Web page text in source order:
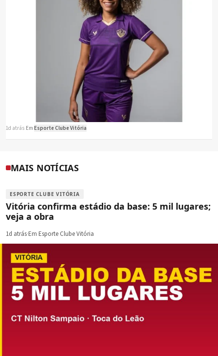
1d atrás Em Esporte Clube Vitória
MAIS NOTÍCIAS
ESPORTE CLUBE VITÓRIA
Vitória confirma estádio da base: 5 mil lugares;
veja a obra
1d atrás·Em Esporte Clube Vitória